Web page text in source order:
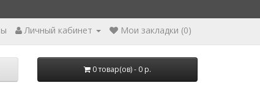
Личный кабинет Мои закладки (0)
0 товар(ов) - 0 р.